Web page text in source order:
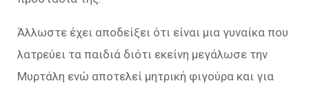
Άλλωστε έχει αποδείξει ότι είναι μια γυναίκα που
λατρεύει τα παιδιά διότι εκείνη μεγάλωσε την
Μυρτάλη ενώ αποτελεί μητρική φιγούρα και για